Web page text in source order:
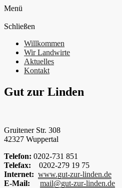
Menü
Schließen
Willkommen
Wir Landwirte
Aktuelles
Kontakt
Gut zur Linden
Gruitener Str. 308
42327 Wuppertal
Telefon: 0202-731 851
Telefax: 0202-279 19 75
Internet: www.gut-zur-linden.de
E-Mail:
mail@gut-zur-linden.de